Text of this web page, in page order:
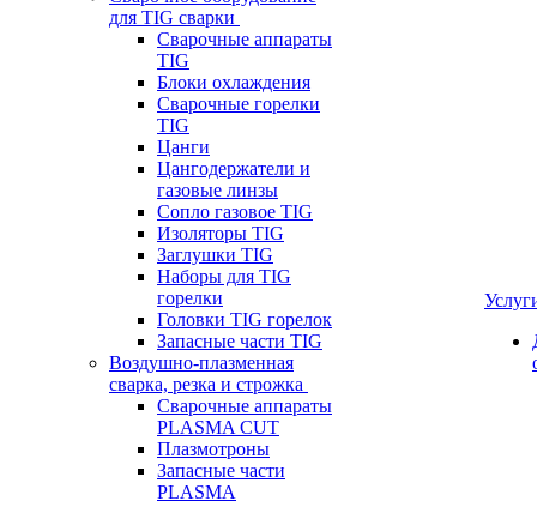
для TIG сварки
Сварочные аппараты
TIG
Блоки охлаждения
Сварочные горелки
TIG
Цанги
Цангодержатели и
газовые линзы
Сопло газовое TIG
Изоляторы TIG
Заглушки TIG
Наборы для TIG
горелки
Головки TIG горелок
Запасные части TIG
Воздушно-плазменная
сварка, резка и строжка
Сварочные аппараты
PLASMA CUT
Плазмотроны
Запасные части
PLASMA